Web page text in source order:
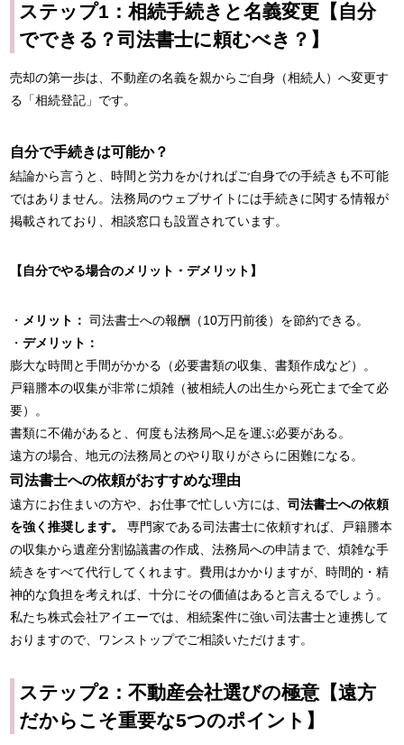
ステップ1：相続手続きと名義変更【自分
でできる？司法書士に頼むべき？】
売却の第一歩は、不動産の名義を親からご自身（相続人）へ変更す
る「相続登記」です。
自分で手続きは可能か？
結論から言うと、時間と労力をかければご自身での手続きも不可能
ではありません。法務局のウェブサイトには手続きに関する情報が
掲載されており、相談窓口も設置されています。
【自分でやる場合のメリット・デメリット】
・ メリット： 司法書士への報酬（10万円前後）を節約できる。
・デメリット：
膨大な時間と手間がかかる（必要書類の収集、書類作成など）。
戸籍謄本の収集が非常に煩雑（被相続人の出生から死亡まで全て必
要）。
書類に不備があると、何度も法務局へ足を運ぶ必要がある。
遠方の場合、地元の法務局とのやり取りがさらに困難になる。
司法書士への依頼がおすすめな理由
遠方にお住まいの方や、お仕事で忙しい方には、司法書士への依頼
を強く推奨します。
専門家である司法書士に依頼すれば、戸籍謄本
の収集から遺産分割協議書の作成、法務局への申請まで、煩雑な手
続きをすべて代行してくれます。費用はかかりますが、時間的・精
神的な負担を考えれば、十分にその価値はあると言えるでしょう。
私たち株式会社アイエーでは、相続案件に強い司法書士と連携して
おりますので、ワンストップでご相談いただけます。
ステップ2：不動産会社選びの極意【遠方
だからこそ重要な5つのポイント】